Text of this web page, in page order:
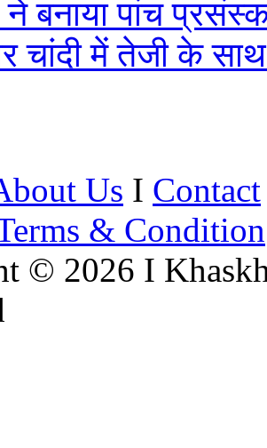
बनाया पांच
चांदी में तेजी के
Us I Contact
& Condition
© 2026 I